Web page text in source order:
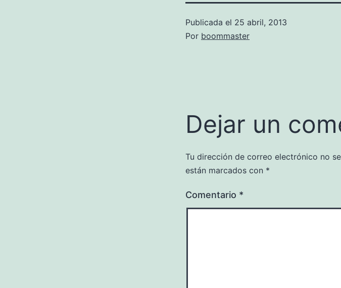
Publicada el 25 abril, 2013
Por boommaster
Dejar un
Tu dirección de correo electrónico no
están marcados con *
Comentario *